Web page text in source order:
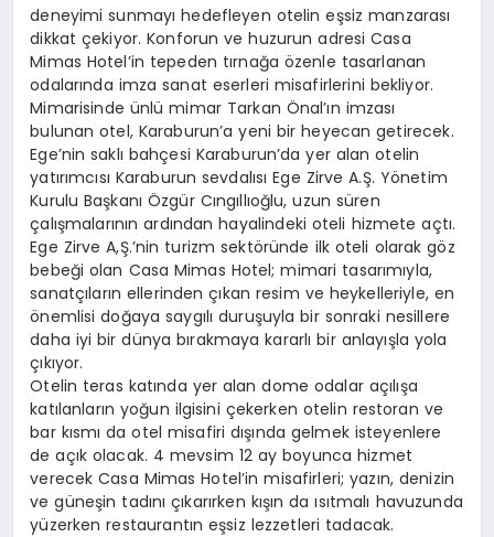
deneyimi sunmayı hedefleyen otelin eşsiz manzarası
dikkat çekiyor. Konforun ve huzurun adresi Casa
Mimas Hotel’in tepeden tırnağa özenle tasarlanan
odalarında imza sanat eserleri misafirlerini bekliyor.
Mimarisinde ünlü mimar Tarkan Önal’ın imzası
bulunan otel, Karaburun’a yeni bir heyecan getirecek.
Ege’nin saklı bahçesi Karaburun’da yer alan otelin
yatırımcısı Karaburun sevdalısı Ege Zirve A.Ş. Yönetim
Kurulu Başkanı Özgür Cıngıllıoğlu, uzun süren
çalışmalarının ardından hayalindeki oteli hizmete açtı.
Ege Zirve A,Ş.’nin turizm sektöründe ilk oteli olarak göz
bebeği olan Casa Mimas Hotel; mimari tasarımıyla,
sanatçıların ellerinden çıkan resim ve heykelleriyle, en
önemlisi doğaya saygılı duruşuyla bir sonraki nesillere
daha iyi bir dünya bırakmaya kararlı bir anlayışla yola
çıkıyor.
Otelin teras katında yer alan dome odalar açılışa
katılanların yoğun ilgisini çekerken otelin restoran ve
bar kısmı da otel misafiri dışında gelmek isteyenlere
de açık olacak. 4 mevsim 12 ay boyunca hizmet
verecek Casa Mimas Hotel’in misafirleri; yazın, denizin
ve güneşin tadını çıkarırken kışın da ısıtmalı havuzunda
yüzerken restaurantın eşsiz lezzetleri tadacak.